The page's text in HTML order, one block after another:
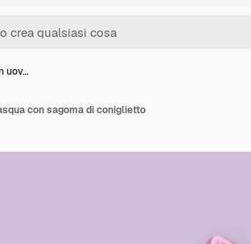
uov…
con sagoma di coniglietto